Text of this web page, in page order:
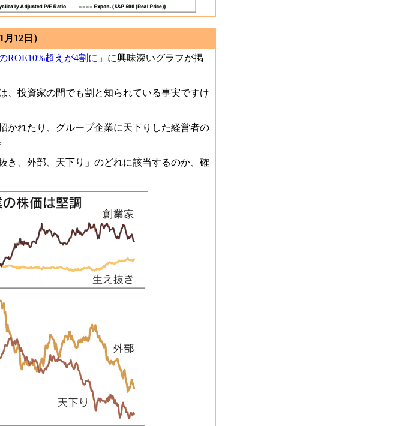
12日）
超えが4割に 」に興味深いグラフが掲
、投資家の間でも割と知られている事実ですけ
かれたり、グループ企業に天下りした経営者の
き、外部、天下り」のどれに該当するのか、確